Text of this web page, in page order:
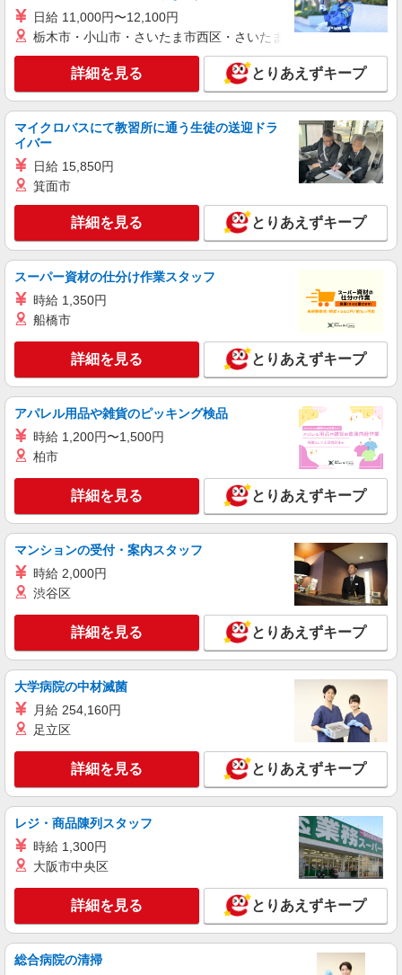
7.5H×22日勤務の場合「254,100円」※月収例は一
例です。ご経験により異なります。
〒108-0074 東京都港区高輪2丁目21－2
NEWoMan高輪 South 2F
キープ 詳細を見る
派遣社員
株式会社シーエーセールススタッフ/tkYU40812a
円 実働7.5H×22日勤務の場合「254,100円」※月
収例は一例です。ご経験により異なります。
〒108-0074 東京都港区高輪2丁目21－2
NEWoMan高輪 South 2F
キープ
派遣社員
株式会社シーエーセールススタッフ/tkOR38095a
雑貨販売
時給1500円〜1550円 給与例 148,800円＋交
通費全額＋残業代一分単位 ※時給1,550円×実働8
時間×12日勤務の場合。お時給は一例です。ご経
験により異なります。
東京都港区港南港南2丁目18-1 アトレ品川
詳細を見る
株式会社シーエーセールススタッフ/tkYU42524a
雑貨販売
実働7.5H×22日勤務の場合「247,500円」※月収例
は一例です。ご経験により異なります。
〒104-0061 東京都中央区銀座6-10-1
キープ 詳細を見る
派遣社員
株式会社シーエーセールススタッフ/tkYU40189a
7.5H×22日勤務の場合「254,100円」※月収例は一
例です。ご経験により異なります。
〒106-0041 東京都港区麻布台1丁目2－3 ヒ
ルズレジデンスA 1F
キープ 詳細を見る
株式会社シーエーセールススタッフ/tkNY41848b
時給1500円 【月収例】時給1,500円×7時間×20
日＝210,000円 ※ご経験によって変動します
日給 11,000円〜12,100円
栃木市・小山市・さいたま市西区・さいたま市岩槻区・久喜市・
詳細を見る とりあえずキープ
マイクロバスにて教習所に通う生徒の送迎ドラ
イバー
日給 15,850円
箕面市
詳細を見る とりあえずキープ
スーパー資材の仕分け作業スタッフ
時給 1,350円
船橋市
詳細を見る とりあえずキープ
アパレル用品や雑貨のピッキング検品
時給 1,200円〜1,500円
柏市
詳細を見る とりあえずキープ
マンションの受付・案内スタッフ
時給 2,000円
渋谷区
詳細を見る とりあえずキープ
大学病院の中材滅菌
月給 254,160円
足立区
詳細を見る とりあえずキープ
レジ・商品陳列スタッフ
時給 1,300円
大阪市中央区
詳細を見る とりあえずキープ
総合病院の清掃